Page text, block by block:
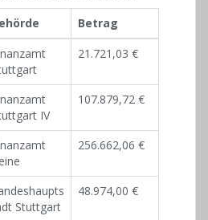
Betrag
21.721,03 €
IV
107.879,72 €
256.662,06 €
Stuttgart
48.974,00 €